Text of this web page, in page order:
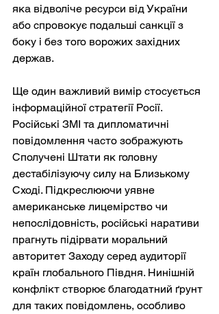
яка відволіче ресурси від України
або спровокує подальші санкції з
боку і без того ворожих західних
держав.
Ще один важливий вимір стосується
інформаційної стратегії Росії.
Російські ЗМІ та дипломатичні
повідомлення часто зображують
Сполучені Штати як головну
дестабілізуючу силу на Близькому
Сході. Підкреслюючи уявне
американське лицемірство чи
непослідовність, російські наративи
прагнуть підірвати моральний
авторитет Заходу серед аудиторії
країн глобального Півдня. Нинішній
конфлікт створює благодатний ґрунт
для таких повідомлень, особливо